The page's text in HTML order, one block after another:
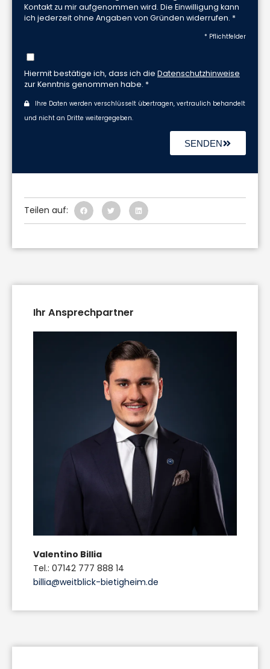
Kontakt zu mir aufgenommen wird. Die Einwilligung kann
ich jederzeit ohne Angaben von Gründen widerrufen. *
* Pflichtfelder
Hiermit bestätige ich, dass ich die Datenschutzhinweise
zur Kenntnis genommen habe. *
Ihre Daten werden verschlüsselt übertragen, vertraulich behandelt
und nicht an Dritte weitergegeben.
SENDEN
Teilen auf:
Ihr Ansprechpartner
Valentino Billia
Tel.: 07142 777 888 14
billia@weitblick-bietigheim.de